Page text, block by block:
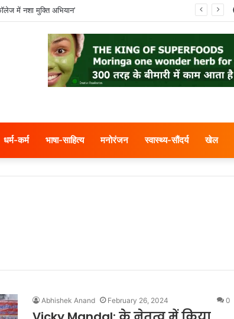
में नशा मुक्ति अभियान’
धर्म-कर्म भाषा-साहित्य मनोरंजन स्वास्थ्य-सौंदर्य खेल
Abhishek Anand February 26, 2024 0